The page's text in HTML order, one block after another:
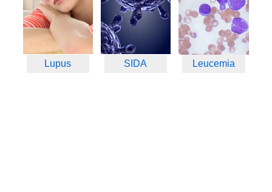
Lupus SIDA Leucemia